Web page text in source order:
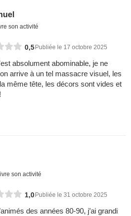
son activité
0,5Publiée le 17 octobre 2025
absolument abominable, je ne
arrive à un tel massacre visuel, les
même tête, les décors sont vides et
son activité
1,0Publiée le 31 octobre 2025
des années 80-90, j’ai grandi